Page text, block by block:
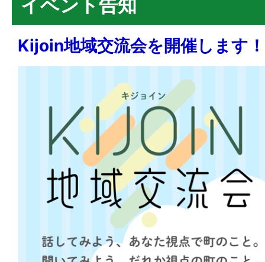
イベント告知
Kijoin地域交流会を開催します！